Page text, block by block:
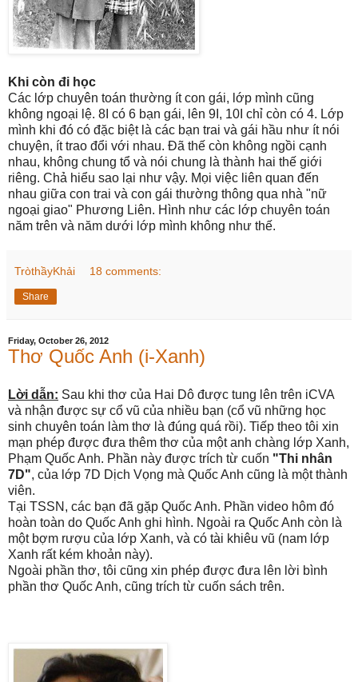
Khi còn đi học
Các lớp chuyên toán thường ít con gái, lớp mình cũng
không ngoại lệ. 8I có 6 bạn gái, lên 9I, 10I chỉ còn có 4. Lớp
mình khi đó có đặc biệt là các bạn trai và gái hầu như ít nói
chuyện, ít trao đổi với nhau. Đã thế còn không ngồi cạnh
nhau, không chung tổ và nói chung là thành hai thế giới
riêng. Chả hiểu sao lại như vậy. Mọi việc liên quan đến
nhau giữa con trai và con gái thường thông qua nhà "nữ
ngoại giao" Phương Liên. Hình như các lớp chuyên toán
năm trên và năm dưới lớp mình không như thế.
TròthầyKhải 18 comments:
Share
Friday, October 26, 2012
Thơ Quốc Anh (i-Xanh)
Lời dẫn: Sau khi thơ của Hai Dô được tung lên trên iCVA
và nhận được sự cổ vũ của nhiều bạn (cổ vũ những học
sinh chuyên toán làm thơ là đúng quá rồi). Tiếp theo tôi xin
mạn phép được đưa thêm thơ của một anh chàng lớp Xanh,
Phạm Quốc Anh. Phần này được trích từ cuốn "Thi nhân
7D", của lớp 7D Dịch Vọng mà Quốc Anh cũng là một thành
viên.
Tại TSSN, các bạn đã gặp Quốc Anh. Phần video hôm đó
hoàn toàn do Quốc Anh ghi hình. Ngoài ra Quốc Anh còn là
một bợm rượu của lớp Xanh, và có tài khiêu vũ (nam lớp
Xanh rất kém khoản này).
Ngoài phần thơ, tôi cũng xin phép được đưa lên lời bình
phần thơ Quốc Anh, cũng trích từ cuốn sách trên.